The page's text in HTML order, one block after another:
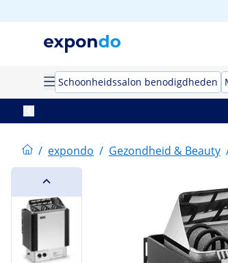
Schoonheidssalon benodigdheden
/ expondo / Gezondheid & Beauty